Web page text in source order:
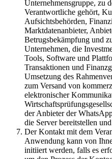
Unternehmensgruppe, zu
Verantwortliche gehört,
Aufsichtsbehörden,
Marktdatenanbieter,
Betrugsbekämpfung und
Unternehmen, die
Tools, Software und
Transaktionen und
Umsetzung des
zum Versand von
elektronischer
der Anbieter der
die Server bereitstellen
Der Kontakt mit dem
Anwendung kann von
initiiert werden, falls es